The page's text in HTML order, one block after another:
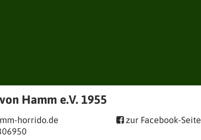
Hamm e.V. 1955
horrido.de
zur Facebook-Seite